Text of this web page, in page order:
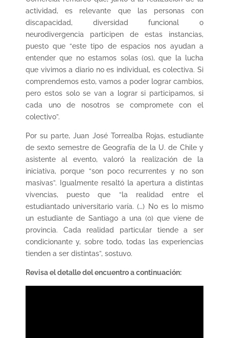
actividad, es relevante que las personas con
discapacidad, diversidad funcional o
neurodivergencia participen de estas instancias,
puesto que “este tipo de espacios nos ayudan a
entender que no estamos solas (os), que la lucha
que vivimos a diario no es individual, es colectiva. Si
comprendemos esto, vamos a poder lograr cambios,
pero estos solo se van a lograr si participamos, si
cada uno de nosotros se compromete con el
colectivo”.
Por su parte, Juan José Torrealba Rojas, estudiante
de sexto semestre de Geografía de la U. de Chile y
asistente al evento, valoró la realización de la
iniciativa, porque “son poco recurrentes y no son
masivas”. Igualmente resaltó la apertura a distintas
vivencias, puesto que “la realidad entre el
estudiantado universitario varía. (…) No es lo mismo
un estudiante de Santiago a una (o) que viene de
provincia. Cada realidad particular tiende a ser
condicionante y, sobre todo, todas las experiencias
tienden a ser distintas”, sostuvo.
Revisa el detalle del encuentro a continuación: